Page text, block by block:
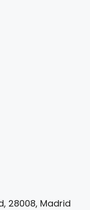
28008, Madrid